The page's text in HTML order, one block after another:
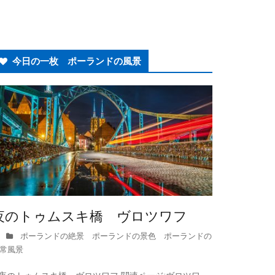
今日の一枚 ポーランドの風景
のトゥムスキ橋 ヴロツワフ
ポーランドの絶景 ポーランドの景色 ポーランドの
風景